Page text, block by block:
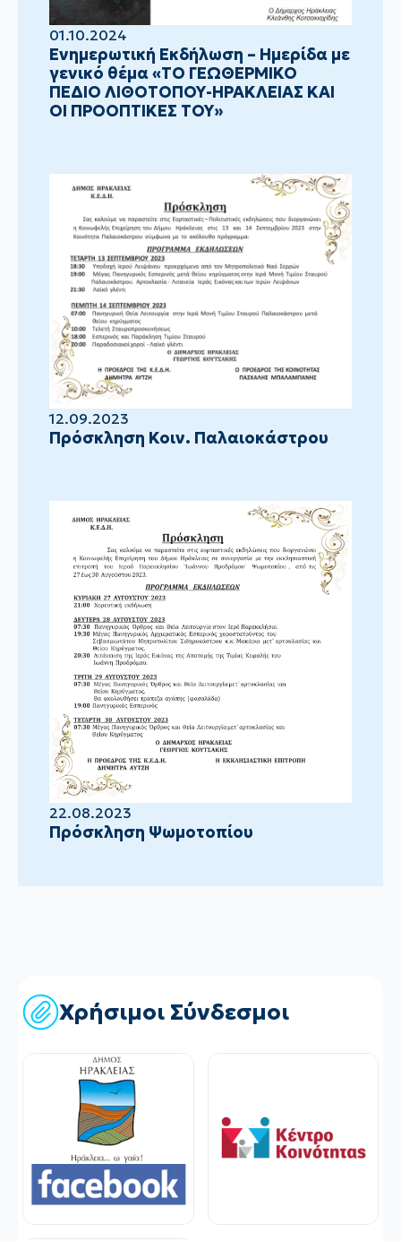
01.10.2024
Ενημερωτική Εκδήλωση – Ημερίδα με
γενικό θέμα «ΤΟ ΓΕΩΘΕΡΜΙΚΟ
ΠΕΔΙΟ ΛΙΘΟΤΟΠΟΥ-ΗΡΑΚΛΕΙΑΣ ΚΑΙ
ΟΙ ΠΡΟΟΠΤΙΚΕΣ ΤΟΥ»
12.09.2023
Πρόσκληση Κοιν. Παλαιοκάστρου
22.08.2023
Πρόσκληση Ψωμοτοπίου
Χρήσιμοι Σύνδεσμοι